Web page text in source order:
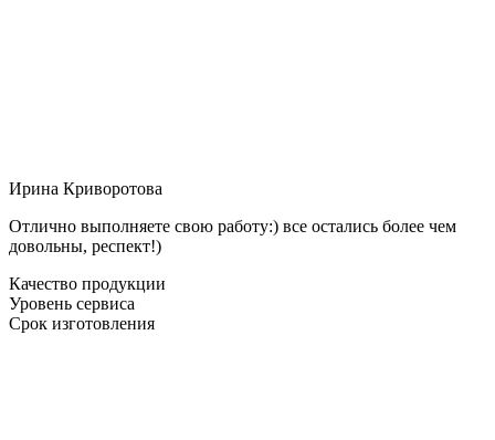
Ирина Криворотова
Отлично выполняете свою работу:) все остались более чем
довольны, респект!)
Качество продукции
Уровень сервиса
Срок изготовления